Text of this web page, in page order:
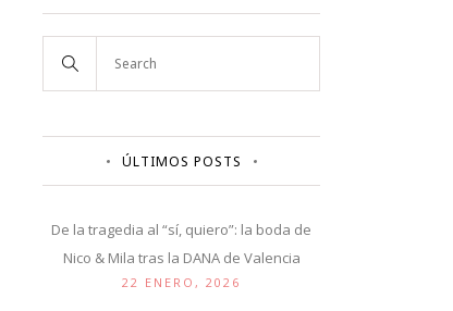
ÚLTIMOS POSTS
De la tragedia al “sí, quiero”: la boda de
Nico & Mila tras la DANA de Valencia
22 ENERO, 2026